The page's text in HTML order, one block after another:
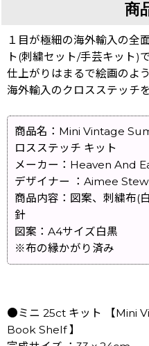
商
１目が極細の海外輸入の全
ト(刺繍セット/手芸キット)で
仕上がりはまるで絵画のよ
海外輸入のクロスステッチ
商品名：Mini Vintage
ロスステッチ キット
メーカー：Heaven And
デザイナー ：Aimee
商品内容：図案、刺繍布(
針
図案：A4サイズ白黒
※布の縁かがり済み
●ミニ 25ct キット 【Mini
Book Shelf 】